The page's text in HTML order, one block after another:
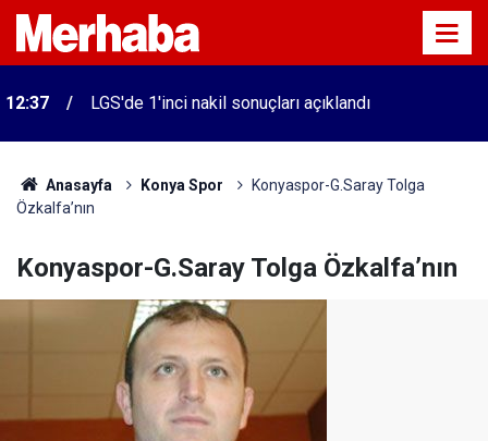
12:37 LGS'de 1'inci nakil sonuçları açıklandı
Anasayfa Konya Spor
Konyaspor-G.Saray Tolga
Özkalfa’nın
Konyaspor-G.Saray Tolga Özkalfa’nın